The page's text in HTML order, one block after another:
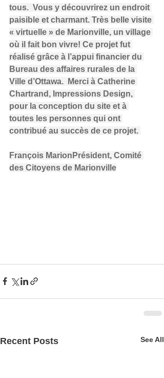
tous.  Vous y découvrirez un endroit
paisible et charmant. Très belle visite
« virtuelle » de Marionville, un village
où il fait bon vivre! Ce projet fut
réalisé grâce à l’appui financier du
Bureau des affaires rurales de la
Ville d’Ottawa.  Merci à Catherine
Chartrand, Impressions Design,
pour la conception du site et à
toutes les personnes qui ont
contribué au succès de ce projet.
François MarionPrésident, Comité
des Citoyens de Marionville
Recent Posts See All